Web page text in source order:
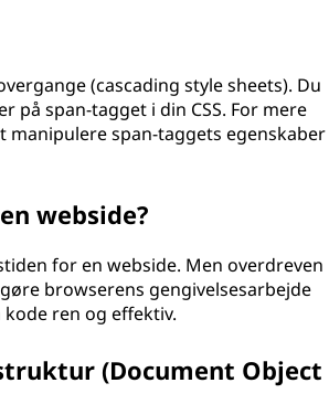
(cascading style sheets). Du
på span-tagget i din CSS. For mere
manipulere span-taggets egenskaber
webside?
for en webside. Men overdreven
browserens gengivelsesarbejde
ren og effektiv.
(Document Object